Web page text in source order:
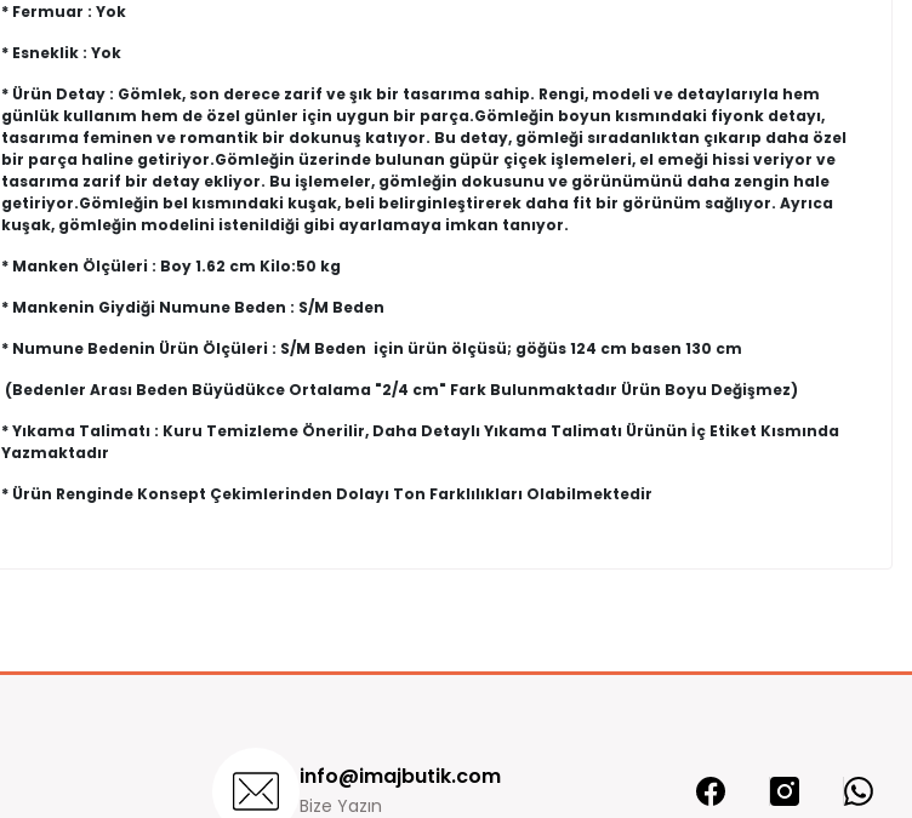
* Fermuar : Yok
* Esneklik : Yok
* Ürün Detay : Gömlek, son derece zarif ve şık bir tasarıma sahip. Rengi, modeli ve detaylarıyla hem
günlük kullanım hem de özel günler için uygun bir parça.Gömleğin boyun kısmındaki fiyonk detayı,
tasarıma feminen ve romantik bir dokunuş katıyor. Bu detay, gömleği sıradanlıktan çıkarıp daha özel
bir parça haline getiriyor.Gömleğin üzerinde bulunan güpür çiçek işlemeleri, el emeği hissi veriyor ve
tasarıma zarif bir detay ekliyor. Bu işlemeler, gömleğin dokusunu ve görünümünü daha zengin hale
getiriyor.Gömleğin bel kısmındaki kuşak, beli belirginleştirerek daha fit bir görünüm sağlıyor. Ayrıca
kuşak, gömleğin modelini istenildiği gibi ayarlamaya imkan tanıyor.
* Manken Ölçüleri : Boy 1.62 cm Kilo:50 kg
* Mankenin Giydiği Numune Beden : S/M Beden
* Numune Bedenin Ürün Ölçüleri : S/M Beden için ürün ölçüsü; göğüs 124 cm basen 130 cm
(Bedenler Arası Beden Büyüdükce Ortalama "2/4 cm" Fark Bulunmaktadır Ürün Boyu Değişmez)
* Yıkama Talimatı : Kuru Temizleme Önerilir, Daha Detaylı Yıkama Talimatı Ürünün İç Etiket Kısmında
Yazmaktadır
* Ürün Renginde Konsept Çekimlerinden Dolayı Ton Farklılıkları Olabilmektedir
İade ve değişim süreçlerini daha hızlı yapmak için sizlere paket içinde gönderdiğimiz faturanın arkasındaki iade
Ödemenizi kredi kartıyla gerçekleştirdiyseniz para iadeniz ödeme yaptığınız kartınıza iade gönderiniz iade ekibimiz
0 Yorum 0.0
0 %
info@imajbutik.com
Bize Yazın